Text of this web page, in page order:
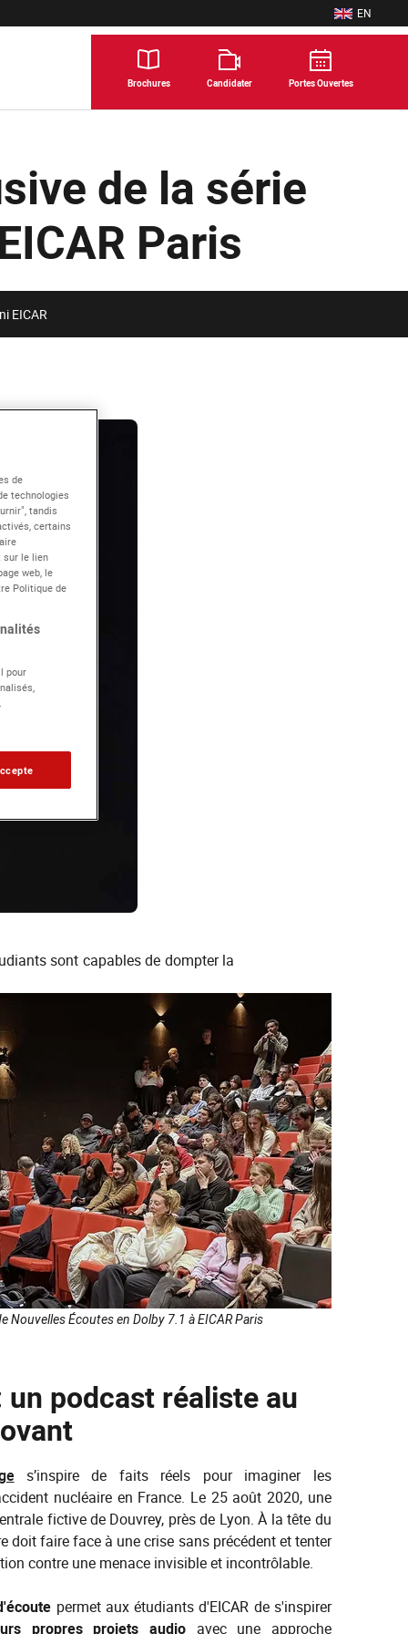
EN
ENGLISH
Brochures Candidater Portes Ouvertes
de la série
Paris
EICAR
sont capables de dompter la
Écoutes en Dolby 7.1 à EICAR Paris
un podcast réaliste au
s’inspire de faits réels pour imaginer les
nucléaire en France. Le 25 août 2020, une
fictive de Douvrey, près de Lyon. À la tête du
doit faire face à une crise sans précédent et tenter
contre une menace invisible et incontrôlable.
permet aux étudiants d'EICAR de s'inspirer
propres projets audioavec une approche
de
technologies
tandis
certains
sur le lien
web, le
Politique de
pour